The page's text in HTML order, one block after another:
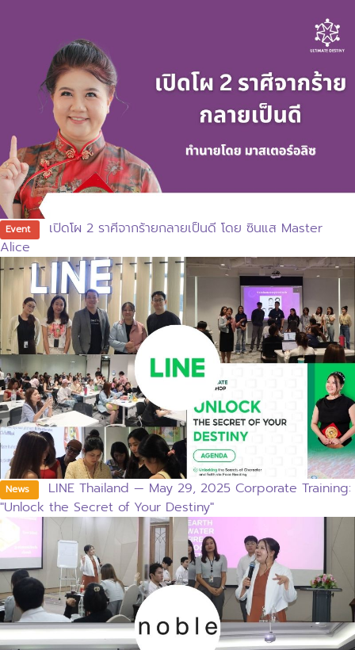
Event
เปิดโผ 2 ราศีจากร้ายกลายเป็นดี โดย ซินแส Master
Alice
News
LINE Thailand — May 29, 2025 Corporate Training:
"Unlock the Secret of Your Destiny"